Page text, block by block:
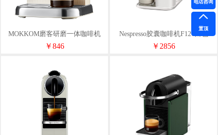
MOKKOM磨客研磨一体咖啡机
MK-382A-W
￥846
Nespresso胶囊咖啡机F121白色
￥2856
电话咨询
置顶